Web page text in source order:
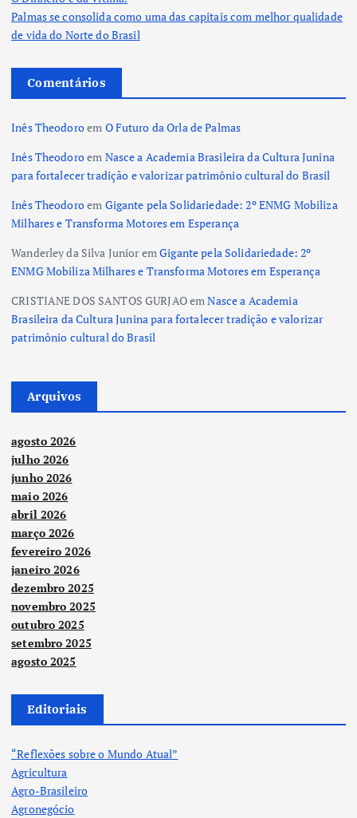
Palmas se consolida como uma das capitais com melhor qualidade
de vida do Norte do Brasil
Comentários
Inês Theodoroem O Futuro da Orla de Palmas
Inês Theodoroem Nasce a Academia Brasileira da Cultura Junina
para fortalecer tradição e valorizar patrimônio cultural do Brasil
Inês Theodoroem Gigante pela Solidariedade: 2º ENMG Mobiliza
Milhares e Transforma Motores em Esperança
Wanderley da Silva JunioremGigante pela Solidariedade: 2º
ENMG Mobiliza Milhares e Transforma Motores em Esperança
CRISTIANE DOS SANTOS GURJAOemNasce a Academia
Brasileira da Cultura Junina para fortalecer tradição e valorizar
patrimônio cultural do Brasil
Arquivos
agosto 2026
julho 2026
junho 2026
maio 2026
abril 2026
março 2026
fevereiro 2026
janeiro 2026
dezembro 2025
novembro 2025
outubro 2025
setembro 2025
agosto 2025
Editoriais
“Reflexões sobre o Mundo Atual”
Agricultura
Agro-Brasileiro
Agronegócio